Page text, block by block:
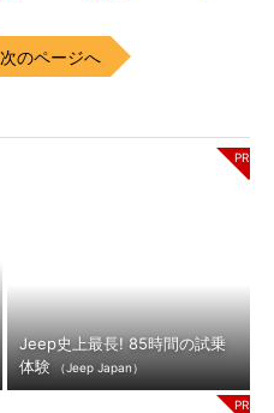
次のページへ
Jeep史上最長! 85時間の試乗
体験
（Jeep Japan）